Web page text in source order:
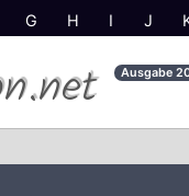
G H I J
Ausgabe